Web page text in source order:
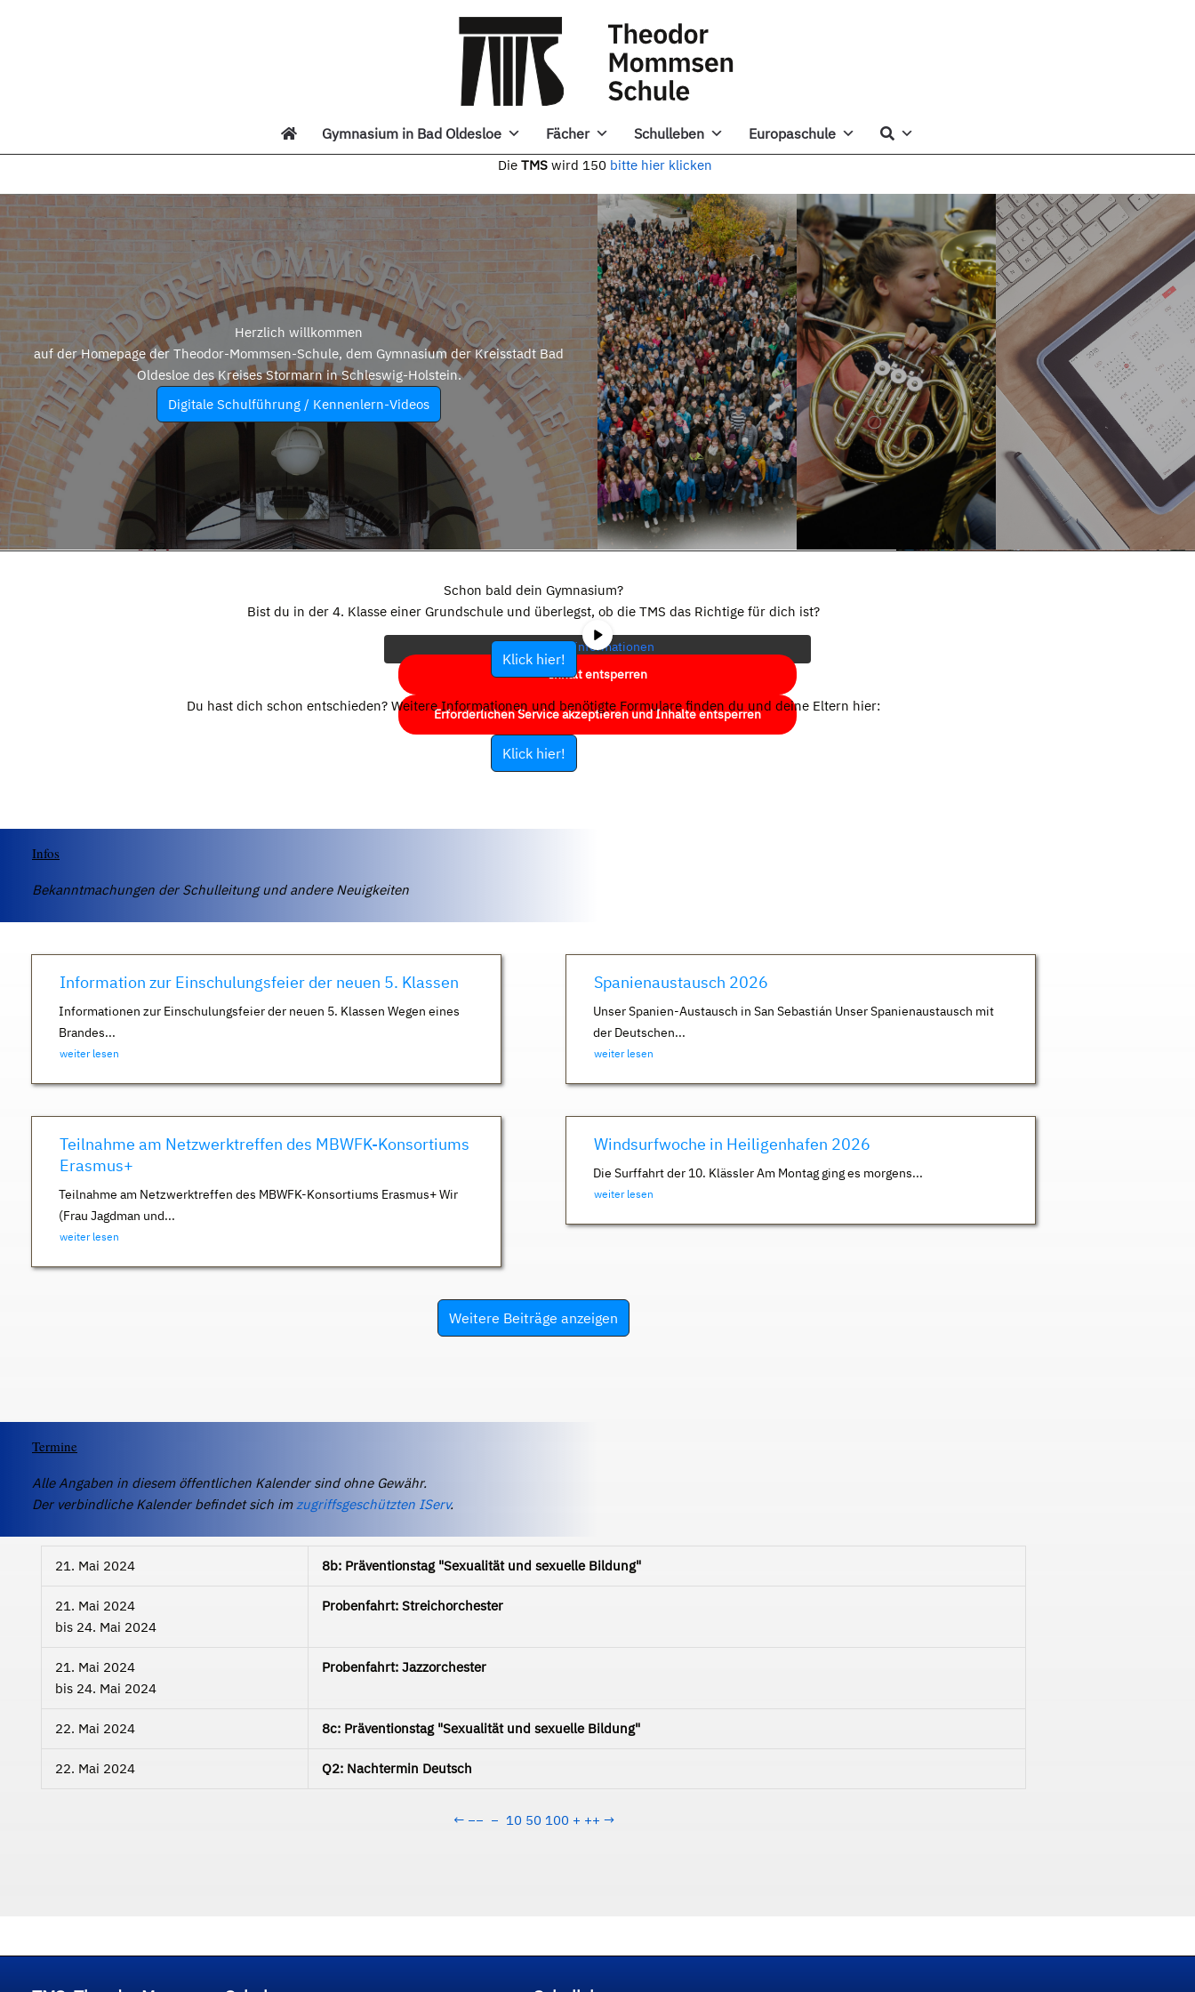
Gymnasium in Bad Oldesloe Fächer Schulleben Europaschule
Die TMS wird 150 bitte hier klicken
Herzlich willkommen
auf der Homepage der Theodor-Mommsen-Schule, dem Gymnasium der Kreisstadt Bad
Oldesloe des Kreises Stormarn in Schleswig-Holstein.
Digitale Schulführung / Kennenlern-Videos
eigentlichen Inhalt zuzugreifen, klicken Sie auf die Schaltfläche unten.
Bitte beachten Sie, dass dabei Daten an Drittanbieter weitergegeben
werden.
Mehr Informationen
Inhalt entsperren
Erforderlichen Service akzeptieren und Inhalte entsperren
Schon bald dein Gymnasium?
Bist du in der 4. Klasse einer Grundschule und überlegst, ob die TMS das Richtige für dich ist?
Klick hier!
Du hast dich schon entschieden? Weitere Informationen und benötigte Formulare finden du und deine Eltern hier:
Klick hier!
Infos
Bekanntmachungen der Schulleitung und andere Neuigkeiten
Information zur Einschulungsfeier der neuen 5. Klassen
Informationen zur Einschulungsfeier der neuen 5. Klassen Wegen eines
Brandes...
weiter lesen
Spanienaustausch 2026
Unser Spanien-Austausch in San Sebastián Unser Spanienaustausch mit
der Deutschen...
weiter lesen
Teilnahme am Netzwerktreffen des MBWFK-Konsortiums
Erasmus+
Teilnahme am Netzwerktreffen des MBWFK-Konsortiums Erasmus+ Wir
(Frau Jagdman und...
weiter lesen
Windsurfwoche in Heiligenhafen 2026
Die Surffahrt der 10. Klässler Am Montag ging es morgens...
weiter lesen
Weitere Beiträge anzeigen
Termine
Alle Angaben in diesem öffentlichen Kalender sind ohne Gewähr.
Der verbindliche Kalender befindet sich imzugriffsgeschützten IServ.
21. Mai 2024 8b: Präventionstag "Sexualität und sexuelle Bildung"
21. Mai 2024
bis 24. Mai 2024
Probenfahrt: Streichorchester
21. Mai 2024
bis 24. Mai 2024
Probenfahrt: Jazzorchester
22. Mai 2024 8c: Präventionstag "Sexualität und sexuelle Bildung"
22. Mai 2024 Q2: Nachtermin Deutsch
← −− − 10 50 100 + ++ →